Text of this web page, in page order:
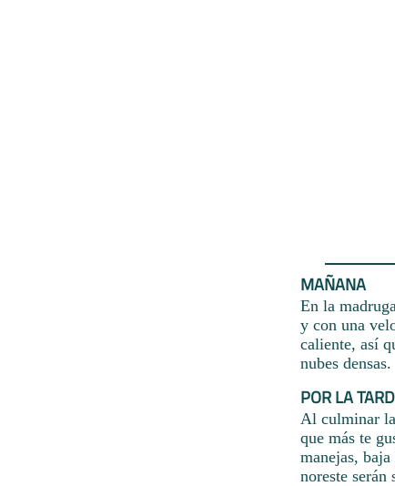
MAÑANA
En la
y con una
caliente, así
nubes densas.
POR LA
Al culminar
que más te
manejas,
noreste serán